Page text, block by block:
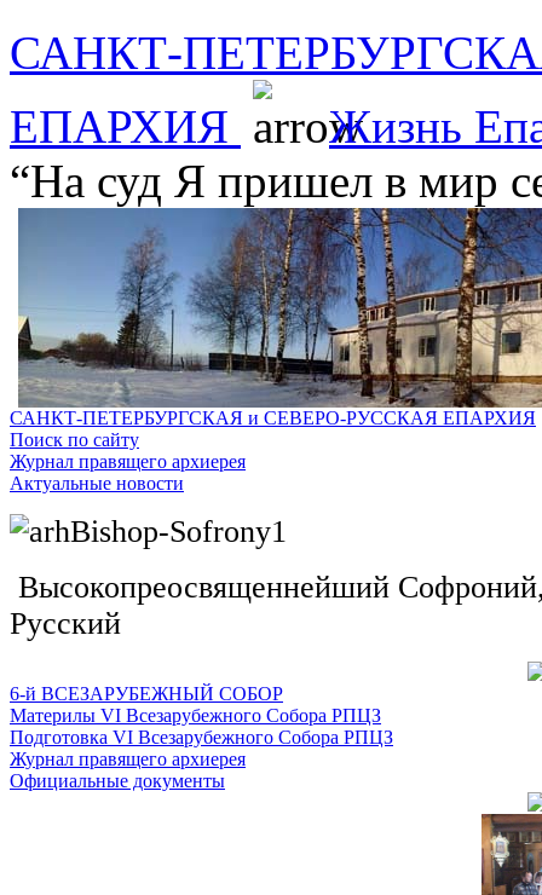
САНКТ-
ЕПАРХИЯ
Жизнь
“На суд Я пришел в мир
САНКТ-ПЕТЕРБУРГСКАЯ и СЕВЕРО-РУССКАЯ ЕПАРХИЯ
Поиск по сайту
Журнал правящего архиерея
Актуальные новости
Высокопреосвященнейший
Русский
6-й ВСЕЗАРУБЕЖНЫЙ СОБОР
Материлы VI Всезарубежного Собора РПЦЗ
Подготовка VI Всезарубежного Собора РПЦЗ
Журнал правящего архиерея
Официальные документы